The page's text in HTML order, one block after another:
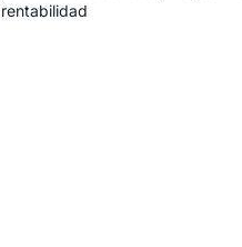
rentabilidad